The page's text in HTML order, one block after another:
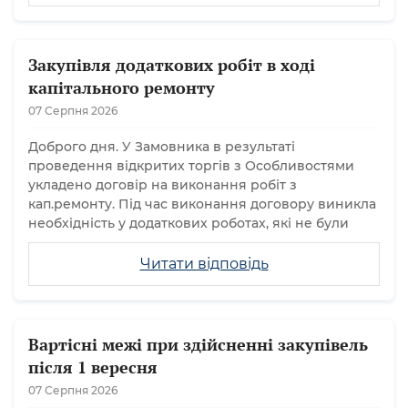
Закупівля додаткових робіт в ході
капітального ремонту
07 Серпня 2026
Читати відповідь
Доброго дня. У Замовника в результаті
проведення відкритих торгів з Особливостями
укладено договір на виконання робіт з
кап.ремонту. Під час виконання договору виникла
необхідність у додаткових роботах, які не були
Вартісні межі при здійсненні закупівель
після 1 вересня
07 Серпня 2026